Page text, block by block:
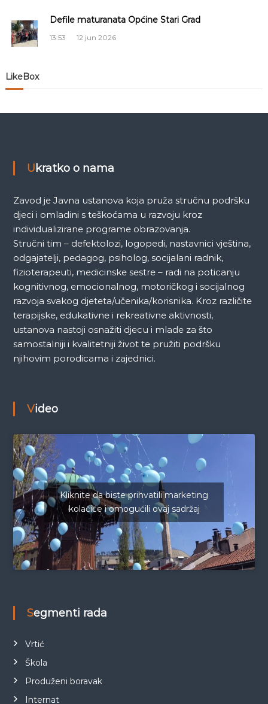
a
n
Defile maturanata Općine Stari Grad
13:53 12 jun 2026
LikeBox
Ukratko o nama
Zavod je Javna ustanova koja pruža stručnu podršku
djeci i omladini s teškoćama u razvoju kroz
individualizirane programe obrazovanja.
Stručni tim – defektolozi, logopedi, nastavnici vještina,
odgajatelji, pedagog, psiholog, socijalani radnik,
fizioterapeuti, medicinske sestre – radi na poticanju
kognitivnog, emocionalnog, motoričkog i socijalnog
razvoja svakog djeteta/učenika/korisnika. Kroz različite
terapijske, edukativne i rekreativne aktivnosti,
ustanova nastoji osnažiti djecu i mlade za što
samostalniji i kvalitetniji život te pružiti podršku
njihovim porodicama i zajednici.
Video
Kliknite da biste prihvatili marketing
kolačiće i omogućili ovaj sadržaj
Segmenti rada
Vrtić
Škola
Produženi boravak
Internat